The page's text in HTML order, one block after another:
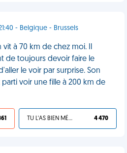
- Belgique - Brussels
à 70 km de chez moi. Il
de toujours devoir faire le
le voir par surprise. Son
voir une fille à 200 km de
TU L'AS BIEN MÉRITÉ 4 470